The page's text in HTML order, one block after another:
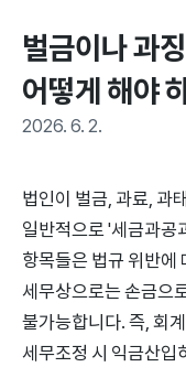
벌금이나 과
어떻게 해야
2026. 6. 2.
법인이 벌금, 과료, 과
일반적으로 '세금과공
항목들은 법규 위반에
세무상으로는 손금으
불가능합니다. 즉, 회
세무조정 시 익금산입